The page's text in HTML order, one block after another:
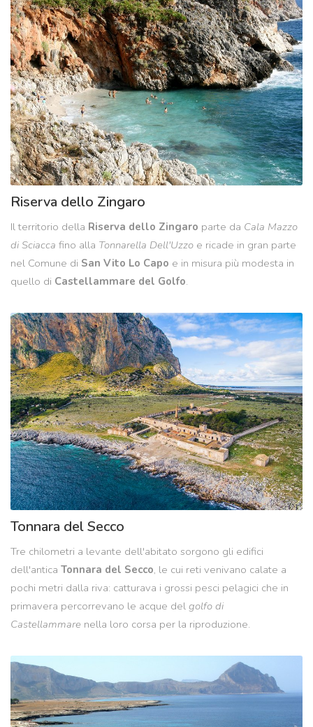
Riserva dello Zingaro
Il territorio della Riserva dello Zingaro parte da Cala Mazzo
di Sciacca fino alla Tonnarella Dell'Uzzo e ricade in gran parte
nel Comune di San Vito Lo Capo e in misura più modesta in
quello di Castellammare del Golfo.
Tonnara del Secco
Tre chilometri a levante dell'abitato sorgono gli edifici
dell'antica Tonnara del Secco, le cui reti venivano calate a
pochi metri dalla riva: catturava i grossi pesci pelagici che in
primavera percorrevano le acque del golfo di
Castellammare nella loro corsa per la riproduzione.